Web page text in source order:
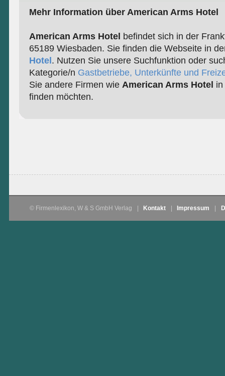
Mehr Information über American Arms Hotel
American Arms Hotel befindet sich in der
65189 Wiesbaden. Sie finden die Webseite in
Hotel . Nutzen Sie unsere Suchfunktion oder
Kategorie/n Gastbetriebe, Unterkünfte und
Sie andere Firmen wie American Arms Hotel
finden möchten.
© Firmenlexikon, W & S GmbH Verlag Kontakt Impressum